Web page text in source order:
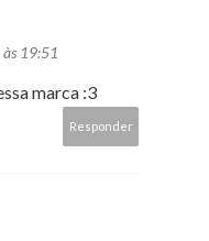
19:51
marca :3
Responder